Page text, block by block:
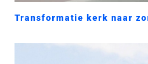
Transformatie kerk naar